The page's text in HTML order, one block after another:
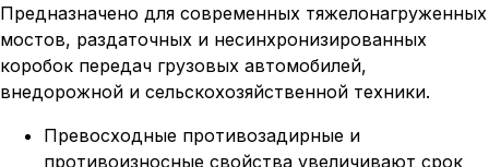
Предназначено для современных тяжелонагруженных
мостов, раздаточных и несинхронизированных
коробок передач грузовых автомобилей,
внедорожной и сельскохозяйственной техники.
Превосходные противозадирные и
противоизносные свойства увеличивают срок